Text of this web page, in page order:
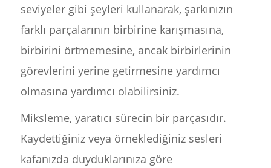
seviyeler gibi şeyleri kullanarak, şarkınızın
farklı parçalarının birbirine karışmasına,
birbirini örtmemesine, ancak birbirlerinin
görevlerini yerine getirmesine yardımcı
olmasına yardımcı olabilirsiniz.
Miksleme, yaratıcı sürecin bir parçasıdır.
Kaydettiğiniz veya örneklediğiniz sesleri
kafanızda duyduklarınıza göre